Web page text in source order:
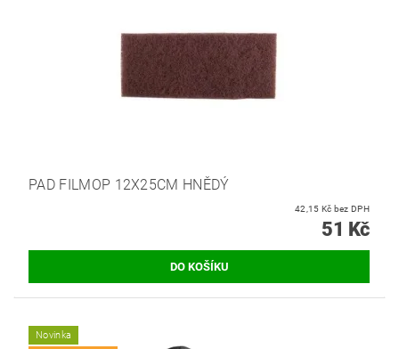
PAD FILMOP 12X25CM HNĚDÝ
42,15 Kč bez DPH
51 Kč
Novinka